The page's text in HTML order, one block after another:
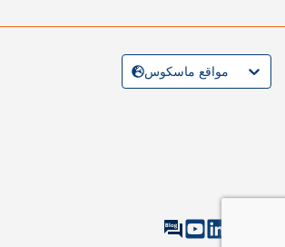
مواقع ماسكوس